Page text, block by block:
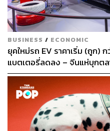
BUSINESS / ECONOMIC
ยุคใหม่รถ EV ราคาเริ่ม (ถูก)
แบตเตอรี่ลดลง – จีนแห่บุกตล